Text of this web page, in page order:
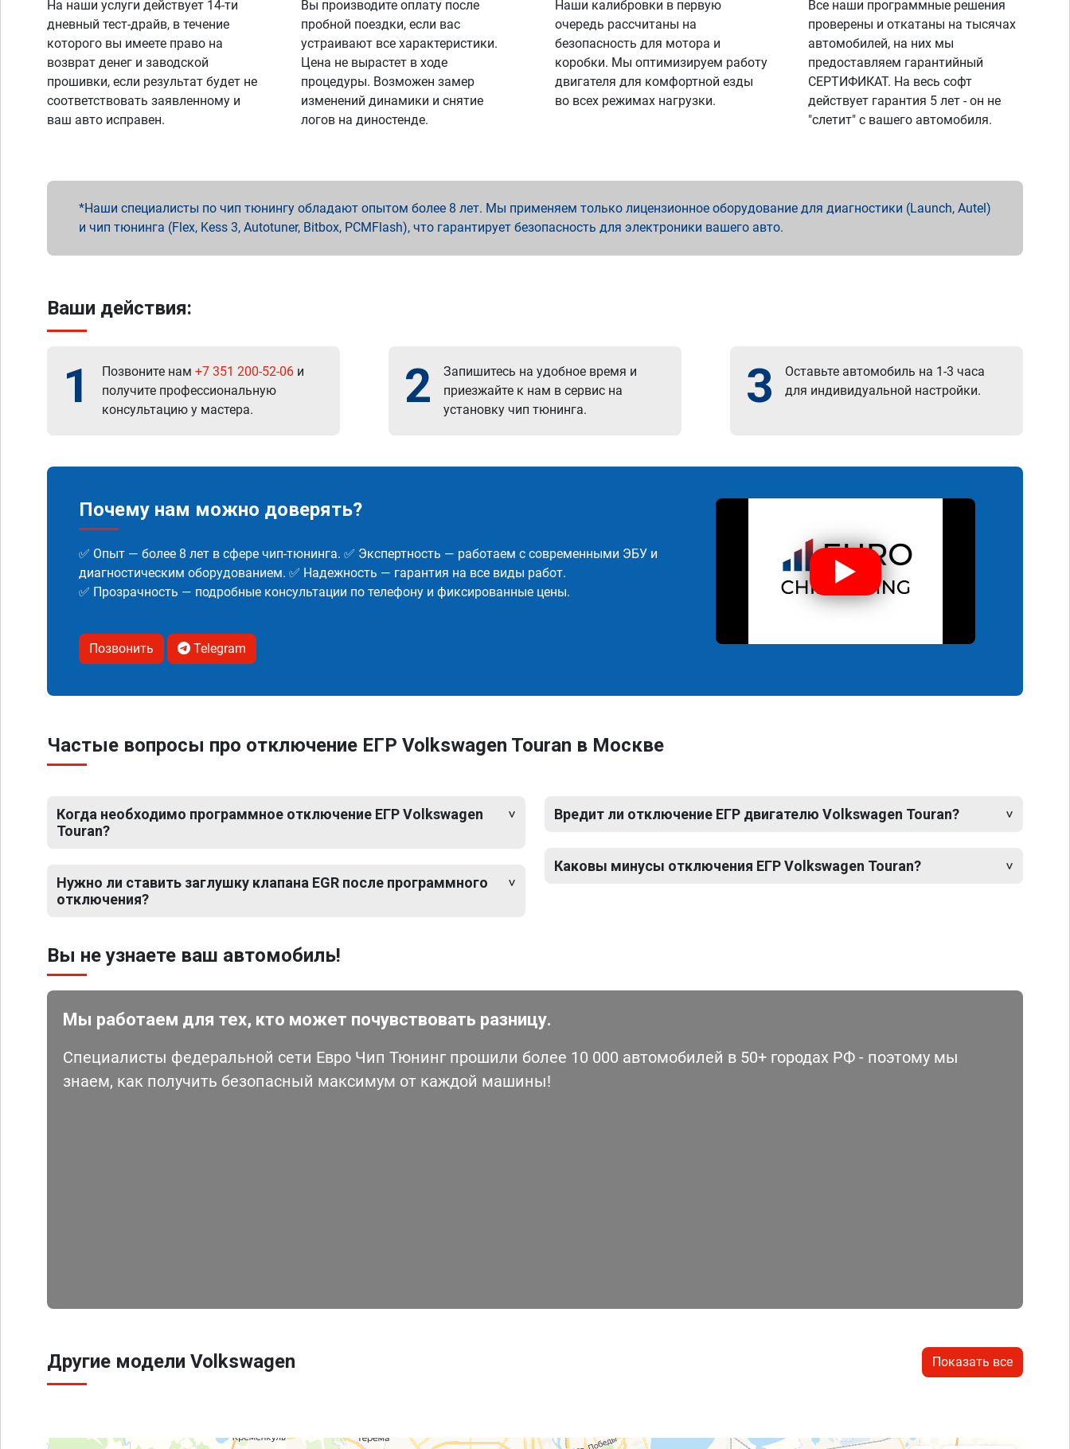
На наши услуги действует 14-ти
дневный тест-драйв, в течение
которого вы имеете право на
возврат денег и заводской
прошивки, если результат будет не
соответствовать заявленному и
ваш авто исправен.
Вы производите оплату после
пробной поездки, если вас
устраивают все характеристики.
Цена не вырастет в ходе
процедуры. Возможен замер
изменений динамики и снятие
логов на диностенде.
Наши калибровки в первую
очередь рассчитаны на
безопасность для мотора и
коробки. Мы оптимизируем работу
двигателя для комфортной езды
во всех режимах нагрузки.
Все наши программные решения
проверены и откатаны на тысячах
автомобилей, на них мы
предоставляем гарантийный
СЕРТИФИКАТ. На весь софт
действует гарантия 5 лет - он не
"слетит" с вашего автомобиля.
Наши специалисты по чип тюнингу обладают опытом более 8 лет. Мы применяем только лицензионное оборудование для диагностики (Launch, Autel)
и чип тюнинга (Flex, Kess 3, Autotuner, Bitbox, PCMFlash), что гарантирует безопасность для электроники вашего авто.
Ваши действия:
1 Позвоните нам +7 351 200-52-06 и
получите профессиональную
консультацию у мастера.
2
Запишитесь на удобное время и
приезжайте к нам в сервис на
установку чип тюнинга.
3
Оставьте автомобиль на 1-3 часа
для индивидуальной настройки.
Почему нам можно доверять?
✅ Опыт — более 8 лет в сфере чип-тюнинга. ✅ Экспертность — работаем с современными ЭБУ и
диагностическим оборудованием. ✅ Надежность — гарантия на все виды работ.
✅ Прозрачность — подробные консультации по телефону и фиксированные цены.
Позвонить Telegram
Частые вопросы про отключение ЕГР Volkswagen Touran в Москве
Когда необходимо программное отключение ЕГР Volkswagen
Touran?
Нужно ли ставить заглушку клапана EGR после программного
отключения?
Вредит ли отключение ЕГР двигателю Volkswagen Touran?
Каковы минусы отключения ЕГР Volkswagen Touran?
Вы не узнаете ваш автомобиль!
Мы работаем для тех, кто может почувствовать разницу.
Специалисты федеральной сети Евро Чип Тюнинг прошили более 10 000 автомобилей в 50+ городах РФ - поэтому мы
знаем, как получить безопасный максимум от каждой машины!
Другие модели Volkswagen Показать все